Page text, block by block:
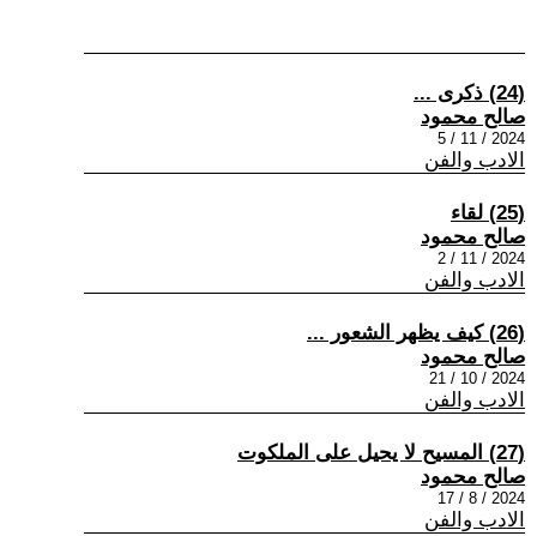
(24) ذكرى ...
صالح محمود
2024 / 11 / 5
الادب والفن
(25) لقاء
صالح محمود
2024 / 11 / 2
الادب والفن
(26) كيف يظهر الشعور ...
صالح محمود
2024 / 10 / 21
الادب والفن
(27) المسيح لا يحيل على الملكوت
صالح محمود
2024 / 8 / 17
الادب والفن